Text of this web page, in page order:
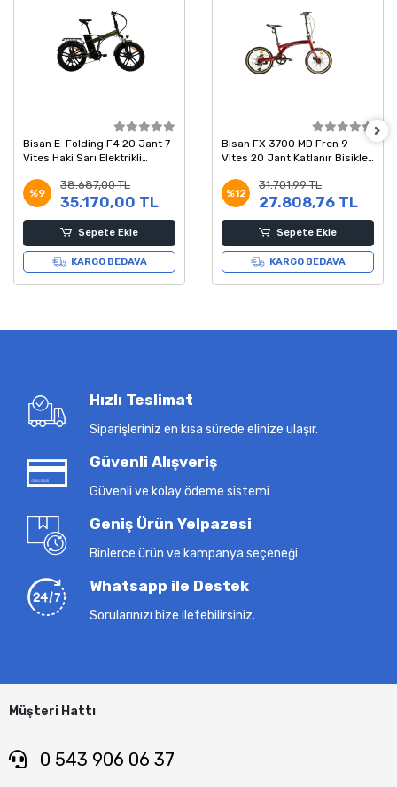
Bisan E-Folding F4 20 Jant 7
Vites Haki Sarı Elektrikli
%9
38.687,00 TL
35.170,00 TL
Sepete Ekle
KARGO BEDAVA
Bisan FX 3700 MD Fren 9
Vites 20 Jant Katlanır Bisiklet
%12
31.701,99 TL
27.808,76 TL
Sepete Ekle
KARGO BEDAVA
Hızlı Teslimat
Siparişleriniz en kısa sürede elinize ulaşır.
Güvenli Alışveriş
Güvenli ve kolay ödeme sistemi
Geniş Ürün Yelpazesi
Binlerce ürün ve kampanya seçeneği
Whatsapp ile Destek
Sorularınızı bize iletebilirsiniz.
Müşteri Hattı
0 543 906 06 37